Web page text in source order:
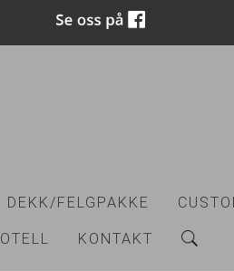
DEKK/FELGPAKKE
KONTAKT